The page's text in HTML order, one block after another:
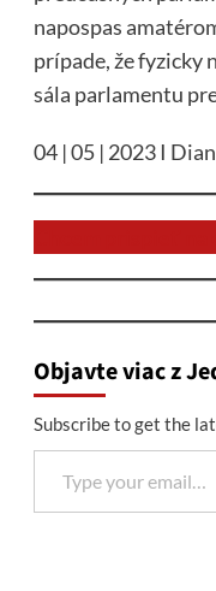
napospas
prípade, že fyzicky
sála parlamentu
04 | 05 | 2023 I
Objavte viac z
Subscribe to get the
Type your email…